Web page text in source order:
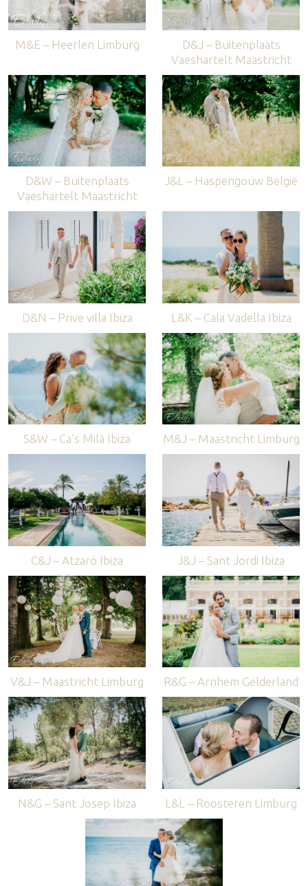
M&E – Heerlen Limburg
D&J – Buitenplaats
Vaeshartelt Maastricht
D&W – Buitenplaats
Vaeshartelt Maastricht
J&L – Haspengouw België
D&N – Prive villa Ibiza L&K – Cala Vadella Ibiza
S&W – Ca’s Milà Ibiza M&J – Maastricht Limburg
C&J – Atzaró Ibiza J&J – Sant Jordi Ibiza
V&J – Maastricht Limburg R&G – Arnhem Gelderland
N&G – Sant Josep Ibiza L&L – Roosteren Limburg